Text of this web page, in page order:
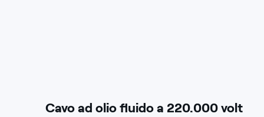
Cavo ad olio fluido a 220.000 volt